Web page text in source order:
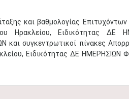
και βαθμολογίας
Ηρακλείου, Ειδικότητας
συγκεντρωτικοί πίνακες
Ειδικότητας ΔΕ